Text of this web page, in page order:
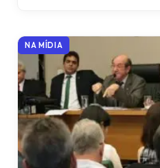
NA MÍDIA